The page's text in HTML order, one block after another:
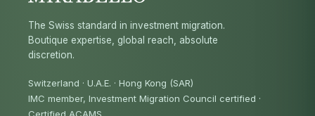
The Swiss standard in investment migration.
Boutique expertise, global reach, absolute
discretion.
Switzerland · U.A.E. · Hong Kong (SAR)
IMC member, Investment Migration Council certified ·
Certified ACAMS